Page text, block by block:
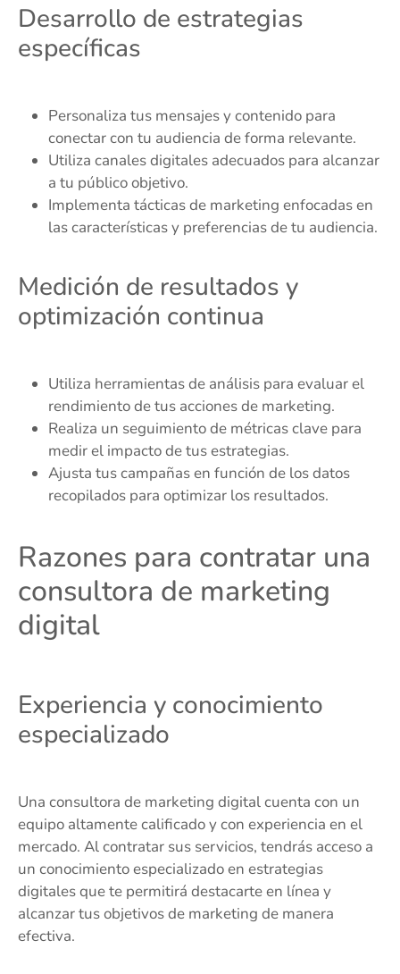
Desarrollo de estrategias
específicas
Personaliza tus mensajes y contenido para
conectar con tu audiencia de forma relevante.
Utiliza canales digitales adecuados para alcanzar
a tu público objetivo.
Implementa tácticas de marketing enfocadas en
las características y preferencias de tu audiencia.
Medición de resultados y
optimización continua
Utiliza herramientas de análisis para evaluar el
rendimiento de tus acciones de marketing.
Realiza un seguimiento de métricas clave para
medir el impacto de tus estrategias.
Ajusta tus campañas en función de los datos
recopilados para optimizar los resultados.
Razones para contratar una
consultora de marketing
digital
Experiencia y conocimiento
especializado
Una consultora de marketing digital cuenta con un
equipo altamente calificado y con experiencia en el
mercado. Al contratar sus servicios, tendrás acceso a
un conocimiento especializado en estrategias
digitales que te permitirá destacarte en línea y
alcanzar tus objetivos de marketing de manera
efectiva.